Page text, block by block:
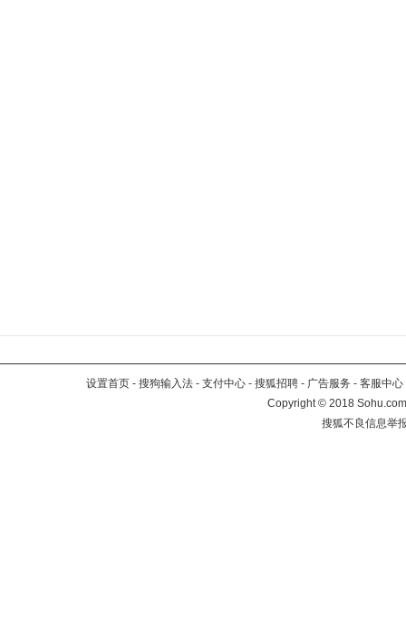
设置首页 - 搜狗输入法 - 支付中心 - 搜狐招聘 - 广告服务 - 客服中心
Copyright©2018
搜狐不良信息举